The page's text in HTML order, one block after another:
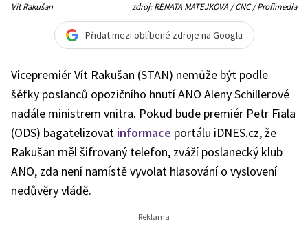
Vít Rakušan zdroj: RENATA MATEJKOVA / CNC / Profimedia
Přidat mezi oblíbené zdroje na Googlu
Vicepremiér Vít Rakušan (STAN) nemůže být podle
šéfky poslanců opozičního hnutí ANO Aleny Schillerové
nadále ministrem vnitra. Pokud bude premiér Petr Fiala
(ODS) bagatelizovat informace portálu iDNES.cz, že
Rakušan měl šifrovaný telefon, zváží poslanecký klub
ANO, zda není namístě vyvolat hlasování o vyslovení
nedůvěry vládě.